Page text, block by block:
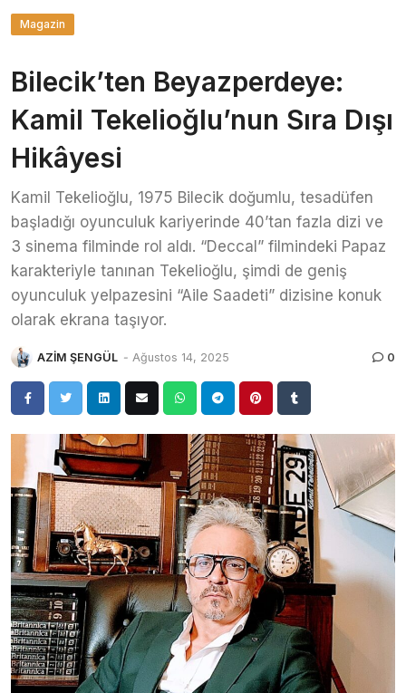
Magazin
Bilecik’ten Beyazperdeye:
Kamil Tekelioğlu’nun Sıra Dışı
Hikâyesi
Kamil Tekelioğlu, 1975 Bilecik doğumlu, tesadüfen
başladığı oyunculuk kariyerinde 40’tan fazla dizi ve
3 sinema filminde rol aldı. “Deccal” filmindeki Papaz
karakteriyle tanınan Tekelioğlu, şimdi de geniş
oyunculuk yelpazesini “Aile Saadeti” dizisine konuk
olarak ekrana taşıyor.
AZİM ŞENGÜL - Ağustos 14, 2025 0